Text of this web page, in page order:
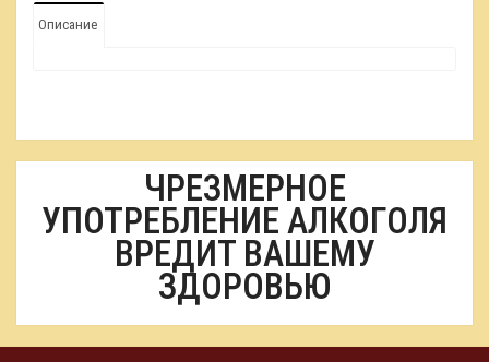
Описание
ЧРЕЗМЕРНОЕ
УПОТРЕБЛЕНИЕ АЛКОГОЛЯ
ВРЕДИТ ВАШЕМУ
ЗДОРОВЬЮ